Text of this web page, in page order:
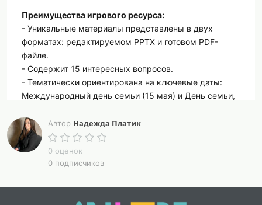
Преимущества игрового ресурса:
- Уникальные материалы представлены в двух
форматах: редактируемом PPTX и готовом PDF-
файле.
- Содержит 15 интересных вопросов.
- Тематически ориентирована на ключевые даты:
Международный день семьи (15 мая) и День семьи,
Возможности использования:
- Идеальна для классных часов.
- Отлично подойдёт для внеклассных мероприятий.
образовательной деятельности (продленные
Автор Надежда Платик
0 оценок
0 подписчиков